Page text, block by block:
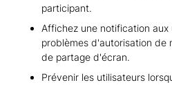
participant.
Affichez une notification aux
problèmes d'autorisation de
de partage d'écran.
Prévenir les utilisateurs